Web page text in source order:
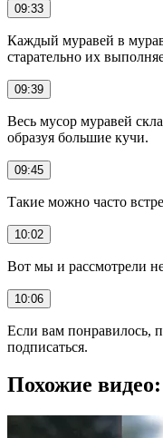
09:33
Каждый муравей в
старательно их
09:39
Весь мусор муравей
образуя большие кучи.
09:45
Такие можно часто
10:02
Вот мы и рассмотрели
10:06
Если вам понравилось,
подписаться.
Похожие